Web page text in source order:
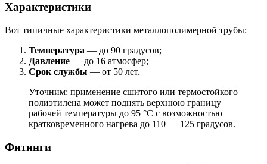
Характеристики
Вот типичные характеристики металлополимерной трубы:
Температура — до 90 градусов;
Давление — до 16 атмосфер;
Срок службы — от 50 лет.
Уточним: применение сшитого или термостойкого
полиэтилена может поднять верхнюю границу
рабочей температуры до 95 °С с возможностью
кратковременного нагрева до 110 — 125 градусов.
Фитинги